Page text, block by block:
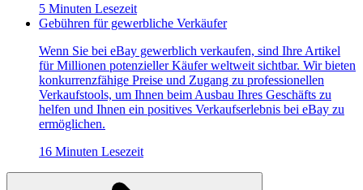
5 Minuten Lesezeit
Gebühren für gewerbliche Verkäufer
Wenn Sie bei eBay gewerblich verkaufen, sind Ihre Artikel
für Millionen potenzieller Käufer weltweit sichtbar. Wir bieten
konkurrenzfähige Preise und Zugang zu professionellen
Verkaufstools, um Ihnen beim Ausbau Ihres Geschäfts zu
helfen und Ihnen ein positives Verkaufserlebnis bei eBay zu
ermöglichen.
16 Minuten Lesezeit